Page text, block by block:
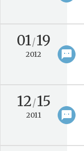
sms
01/19
2012 keyboard_arrow_right
sms
12/15
2011 keyboard_arrow_right